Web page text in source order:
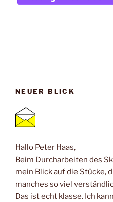
NEUER BLICK
Hallo Peter Haas,
Beim Durcharbeiten des
mein Blick auf die Stücke,
manches so viel
Das ist echt klasse. Ich